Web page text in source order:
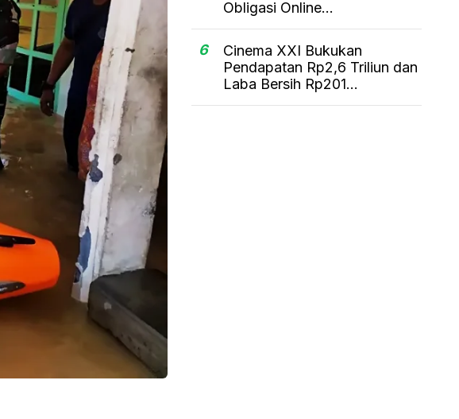
Obligasi Online...
6
Cinema XXI Bukukan
Pendapatan Rp2,6 Triliun dan
Laba Bersih Rp201...